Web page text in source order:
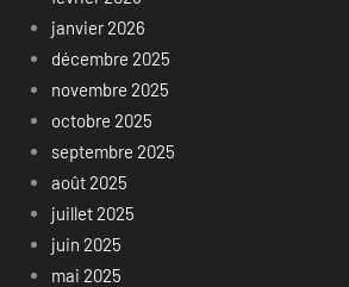
janvier 2026
décembre 2025
novembre 2025
octobre 2025
septembre 2025
août 2025
juillet 2025
juin 2025
mai 2025